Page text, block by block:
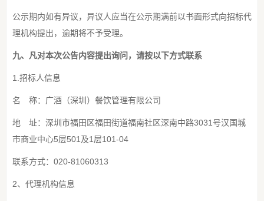
公示期内如有异议，异议人应当在公示期满前以书面形式向招标代
理机构提出，逾期将不予受理。
九、凡对本次公告内容提出询问，请按以下方式联系
1.招标人信息
名 称：广酒（深圳）餐饮管理有限公司
地 址：深圳市福田区福田街道福南社区深南中路3031号汉国城
市商业中心5层501及1层101-04
联系方式：020-81060313
2、代理机构信息